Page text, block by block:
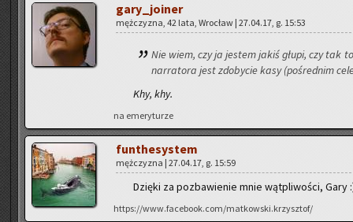
ga­ry­_jo­iner
męż­czy­zna, 42 lata, Wro­cław | 27.04.17, g. 15:53
Nie wiem, czy ja je­stem jakiś głupi, czy tak
nar­ra­to­ra jest zdo­by­cie kasy (po­śred­nim
Khy, khy.
na eme­ry­tu­rze
fun­the­sys­tem
męż­czy­zna | 27.04.17, g. 15:59
Dzię­ki za po­zba­wie­nie mnie wąt­pli­wo­ści, Gary
https://www.facebook.com/matkowski.krzysztof/